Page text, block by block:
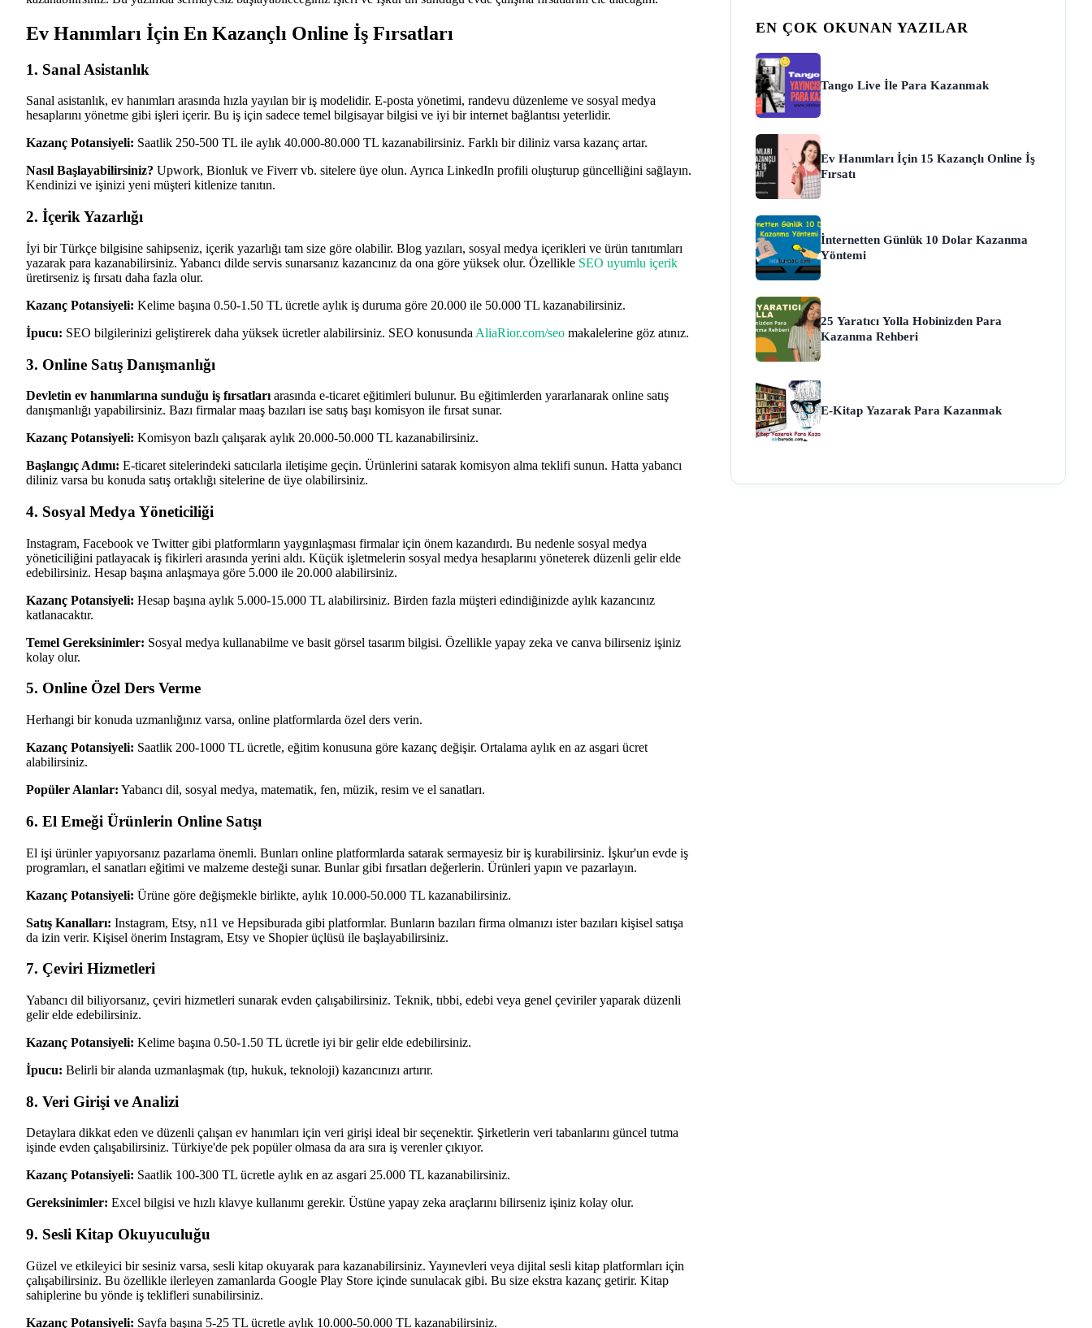
Ev Hanımları İçin En Kazançlı Online İş Fırsatları
1. Sanal Asistanlık
Sanal asistanlık, ev hanımları arasında hızla yayılan bir iş modelidir. E-posta yönetimi, randevu düzenleme ve sosyal medya
hesaplarını yönetme gibi işleri içerir. Bu iş için sadece temel bilgisayar bilgisi ve iyi bir internet bağlantısı yeterlidir.
Kazanç Potansiyeli: Saatlik 250-500 TL ile aylık 40.000-80.000 TL kazanabilirsiniz. Farklı bir diliniz varsa kazanç artar.
Nasıl Başlayabilirsiniz? Upwork, Bionluk ve Fiverr vb. sitelere üye olun. Ayrıca LinkedIn profili oluşturup güncelliğini sağlayın.
Kendinizi ve işinizi yeni müşteri kitlenize tanıtın.
2. İçerik Yazarlığı
İyi bir Türkçe bilgisine sahipseniz, içerik yazarlığı tam size göre olabilir. Blog yazıları, sosyal medya içerikleri ve ürün tanıtımları
yazarak para kazanabilirsiniz. Yabancı dilde servis sunarsanız kazancınız da ona göre yüksek olur. Özellikle SEO uyumlu içerik
üretirseniz iş fırsatı daha fazla olur.
Kazanç Potansiyeli: Kelime başına 0.50-1.50 TL ücretle aylık iş duruma göre 20.000 ile 50.000 TL kazanabilirsiniz.
İpucu: SEO bilgilerinizi geliştirerek daha yüksek ücretler alabilirsiniz. SEO konusunda AliaRior.com/seo makalelerine göz atınız.
3. Online Satış Danışmanlığı
Devletin ev hanımlarına sunduğu iş fırsatları arasında e-ticaret eğitimleri bulunur. Bu eğitimlerden yararlanarak online satış
danışmanlığı yapabilirsiniz. Bazı firmalar maaş bazıları ise satış başı komisyon ile fırsat sunar.
Kazanç Potansiyeli: Komisyon bazlı çalışarak aylık 20.000-50.000 TL kazanabilirsiniz.
Başlangıç Adımı: E-ticaret sitelerindeki satıcılarla iletişime geçin. Ürünlerini satarak komisyon alma teklifi sunun. Hatta yabancı
diliniz varsa bu konuda satış ortaklığı sitelerine de üye olabilirsiniz.
4. Sosyal Medya Yöneticiliği
Instagram, Facebook ve Twitter gibi platformların yaygınlaşması firmalar için önem kazandırdı. Bu nedenle sosyal medya
yöneticiliğini patlayacak iş fikirleri arasında yerini aldı. Küçük işletmelerin sosyal medya hesaplarını yöneterek düzenli gelir elde
edebilirsiniz. Hesap başına anlaşmaya göre 5.000 ile 20.000 alabilirsiniz.
Kazanç Potansiyeli: Hesap başına aylık 5.000-15.000 TL alabilirsiniz. Birden fazla müşteri edindiğinizde aylık kazancınız
katlanacaktır.
Temel Gereksinimler: Sosyal medya kullanabilme ve basit görsel tasarım bilgisi. Özellikle yapay zeka ve canva bilirseniz işiniz
kolay olur.
5. Online Özel Ders Verme
Herhangi bir konuda uzmanlığınız varsa, online platformlarda özel ders verin.
Kazanç Potansiyeli: Saatlik 200-1000 TL ücretle, eğitim konusuna göre kazanç değişir. Ortalama aylık en az asgari ücret
alabilirsiniz.
Popüler Alanlar: Yabancı dil, sosyal medya, matematik, fen, müzik, resim ve el sanatları.
6. El Emeği Ürünlerin Online Satışı
El işi ürünler yapıyorsanız pazarlama önemli. Bunları online platformlarda satarak sermayesiz bir iş kurabilirsiniz. İşkur'un evde iş
programları, el sanatları eğitimi ve malzeme desteği sunar. Bunlar gibi fırsatları değerlerin. Ürünleri yapın ve pazarlayın.
Kazanç Potansiyeli: Ürüne göre değişmekle birlikte, aylık 10.000-50.000 TL kazanabilirsiniz.
Satış Kanalları: Instagram, Etsy, n11 ve Hepsiburada gibi platformlar. Bunların bazıları firma olmanızı ister bazıları kişisel satışa
da izin verir. Kişisel önerim Instagram, Etsy ve Shopier üçlüsü ile başlayabilirsiniz.
7. Çeviri Hizmetleri
Yabancı dil biliyorsanız, çeviri hizmetleri sunarak evden çalışabilirsiniz. Teknik, tıbbi, edebi veya genel çeviriler yaparak düzenli
gelir elde edebilirsiniz.
Kazanç Potansiyeli: Kelime başına 0.50-1.50 TL ücretle iyi bir gelir elde edebilirsiniz.
İpucu: Belirli bir alanda uzmanlaşmak (tıp, hukuk, teknoloji) kazancınızı artırır.
8. Veri Girişi ve Analizi
Detaylara dikkat eden ve düzenli çalışan ev hanımları için veri girişi ideal bir seçenektir. Şirketlerin veri tabanlarını güncel tutma
işinde evden çalışabilirsiniz. Türkiye'de pek popüler olmasa da ara sıra iş verenler çıkıyor.
Kazanç Potansiyeli: Saatlik 100-300 TL ücretle aylık en az asgari 25.000 TL kazanabilirsiniz.
Gereksinimler: Excel bilgisi ve hızlı klavye kullanımı gerekir. Üstüne yapay zeka araçlarını bilirseniz işiniz kolay olur.
9. Sesli Kitap Okuyuculuğu
Güzel ve etkileyici bir sesiniz varsa, sesli kitap okuyarak para kazanabilirsiniz. Yayınevleri veya dijital sesli kitap platformları için
çalışabilirsiniz. Bu özellikle ilerleyen zamanlarda Google Play Store içinde sunulacak gibi. Bu size ekstra kazanç getirir. Kitap
sahiplerine bu yönde iş teklifleri sunabilirsiniz.
Kazanç Potansiyeli: Sayfa başına 5-25 TL ücretle aylık 10.000-50.000 TL kazanabilirsiniz.
EN ÇOK OKUNAN YAZILAR
Tango Live İle Para Kazanmak
Ev Hanımları İçin 15 Kazançlı Online İş
Fırsatı
İnternetten Günlük 10 Dolar Kazanma
Yöntemi
25 Yaratıcı Yolla Hobinizden Para
Kazanma Rehberi
E-Kitap Yazarak Para Kazanmak